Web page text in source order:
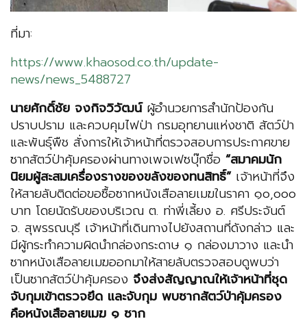
ที่มา:
https://www.khaosod.co.th/update-
news/news_5488727
นายศักดิ์ชัย จงกิจวิวัฒน์ผู้อำนวยการสำนักป้องกัน
ปราบปราม และควบคุมไฟป่า กรมอุทยานแห่งชาติ สัตว์ป่า
และพันธุ์พืช สั่งการให้เจ้าหน้าที่ตรวจสอบการประกาศขาย
ซากสัตว์ป่าคุ้มครองผ่านทางเพจเฟซบุ๊กชื่อ “สมาคมนัก
นิยมผู้สะสมเครื่องรางของขลังของทนสิทธิ์”เจ้าหน้าที่จึง
ให้สายลับติดต่อขอซื้อซากหนังเสือลายเมฆในราคา ๑๐,๐๐๐
บาท โดยนัดรับของบริเวณ ต. ท่าพี่เลี้ยง อ. ศรีประจันต์
จ. สุพรรณบุรี เจ้าหน้าที่เดินทางไปยังสถานที่ดังกล่าว และ
มีผู้กระทำความผิดนำกล่องกระดาษ ๑ กล่องมาวาง และนำ
ซากหนังเสือลายเมฆออกมาให้สายลับตรวจสอบดูพบว่า
เป็นซากสัตว์ป่าคุ้มครอง จึงส่งสัญญาณให้เจ้าหน้าที่ชุด
จับกุมเข้าตรวจยึด และจับกุม พบซากสัตว์ป่าคุ้มครอง
คือหนังเสือลายเมฆ ๑ ซาก